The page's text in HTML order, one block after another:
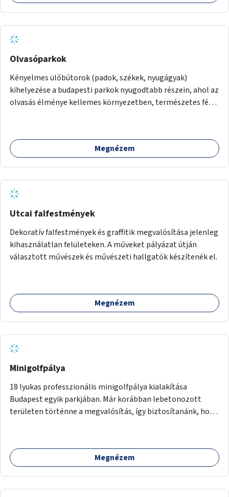
Olvasóparkok
Kényelmes ülőbútorok (padok, székek, nyugágyak)
kihelyezése a budapesti parkok nyugodtabb részein, ahol az
olvasás élménye kellemes környezetben, természetes fény
adnának a kikapcsolódásra, az olvasás népszerűsítésére.
Megnézem
Utcai falfestmények
Dekoratív falfestmények és graffitik megvalósítása jelenleg
kihasználatlan felületeken. A műveket pályázat útján
választott művészek és művészeti hallgatók készítenék el.
Megnézem
Minigolfpálya
18 lyukas professzionális minigolfpálya kialakítása
Budapest egyik parkjában. Már korábban lebetonozott
területen történne a megvalósítás, így biztosítanánk, hogy
Megnézem